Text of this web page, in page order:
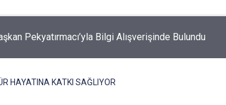
6 Mağdur Kadın Kurtarıldı, 3 Kişi Gözaltına Alındı
HAYATINA KATKI SAĞLIYOR